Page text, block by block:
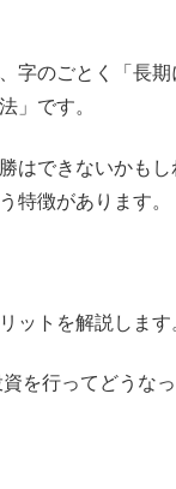
字のごとく「長
」です。
はできないかも
特徴があります。
ットを解説します
を行ってどうな